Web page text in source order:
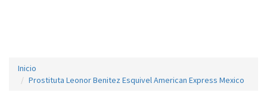
Inicio
Prostituta Leonor Benitez Esquivel American Express Mexico